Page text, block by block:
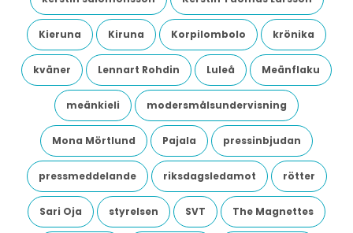
Kieruna Kiruna Korpilombolo krönika
kväner Lennart Rohdin Luleå Meänflaku
meänkieli modersmålsundervisning
Mona Mörtlund Pajala pressinbjudan
pressmeddelande riksdagsledamot rötter
Sari Oja styrelsen SVT The Magnettes